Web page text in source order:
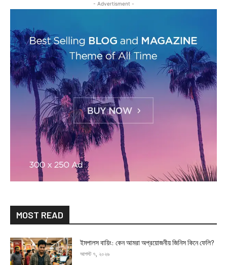
- Advertisment -
MOST READ
ইমপালস বায়িং: কেন আমরা অপ্রয়োজনীয় জিনিস কিনে ফেলি?
আগস্ট ৭, ২০২৬